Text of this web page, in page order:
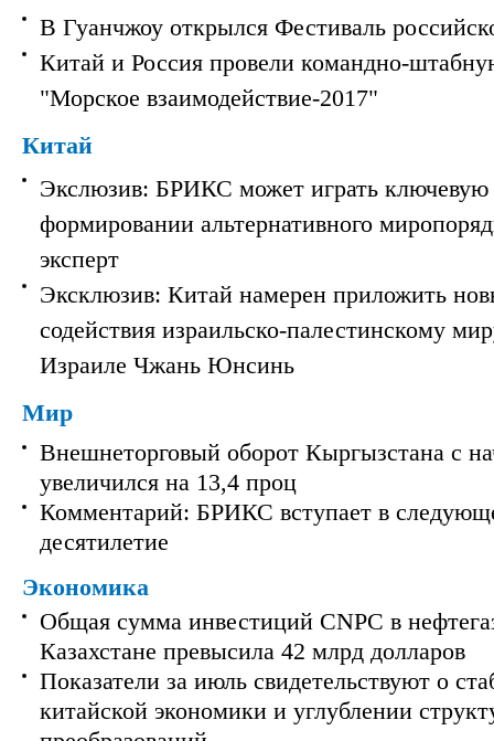
В Гуанчжоу открылся Фестиваль
Китай и Россия провели командно-
"Морское взаимодействие-2017"
Китай
Экслюзив: БРИКС может играть ключевую
формировании альтернативного
эксперт
Эксклюзив: Китай намерен приложить
содействия израильско-палестинскому
Израиле Чжань Юнсинь
Мир
Внешнеторговый оборот Кыргызстана с
увеличился на 13,4 проц
Комментарий: БРИКС вступает в
десятилетие
Экономика
Общая сумма инвестиций CNPC в
Казахстане превысила 42 млрд долларов
Показатели за июль свидетельствуют о
китайской экономики и углублении